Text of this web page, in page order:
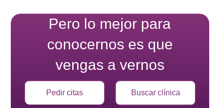
Pero lo mejor para
conocernos es que
vengas a vernos
Pedir citas Buscar clínica